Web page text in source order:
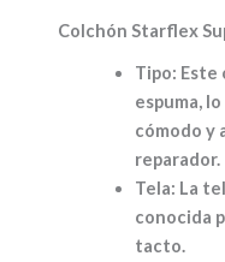
Colchón Starflex
Tipo: Este
espuma,
cómodo y
reparador.
Tela: La
conocida
tacto.